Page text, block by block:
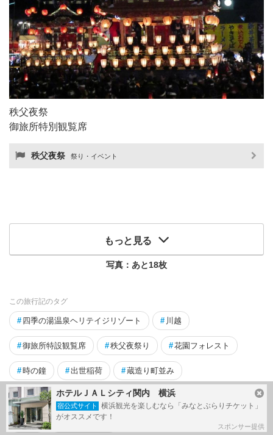
秩父夜祭
御旅所特別観覧席
秩父夜祭 祭り・イベント
もっと見る
写真：あと18枚
この旅行記のタグ
# 四季の湯温泉ヘリテイジリゾート # 川越
#御旅所特設観覧席 #秩父夜祭り #花園フォレスト
# 時の鐘 #出世稲荷 #蔵造り町並み
関連タグ
#祭り # 祭り・フェス
ホテルＪＡＬシティ関内 横浜
宿公式サイト
横浜観光を楽しむなら「みなとぶらりチケット」
がオススメです！
スポンサー提供